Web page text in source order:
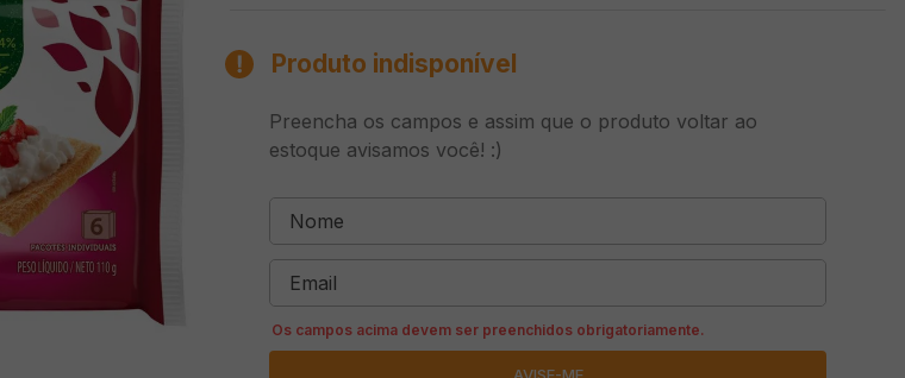
Produto indisponível
Preencha os campos e assim que o produto voltar ao
estoque avisamos você! :)